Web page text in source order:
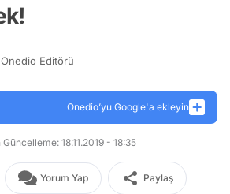
Editörü
Onedio’yu Google'a ekleyin
Güncelleme: 18.11.2019 - 18:35
Yorum Yap Paylaş